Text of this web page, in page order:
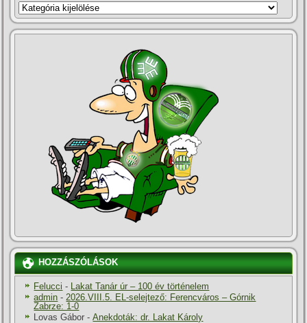
KATEGÓRIÁK
HOZZÁSZÓLÁSOK
Felucci - Lakat Tanár úr – 100 év történelem
admin -2026.VIII.5. EL-selejtező: Ferencváros – Górnik
Zabrze: 1-0
Lovas Gábor -Anekdoták: dr. Lakat Károly